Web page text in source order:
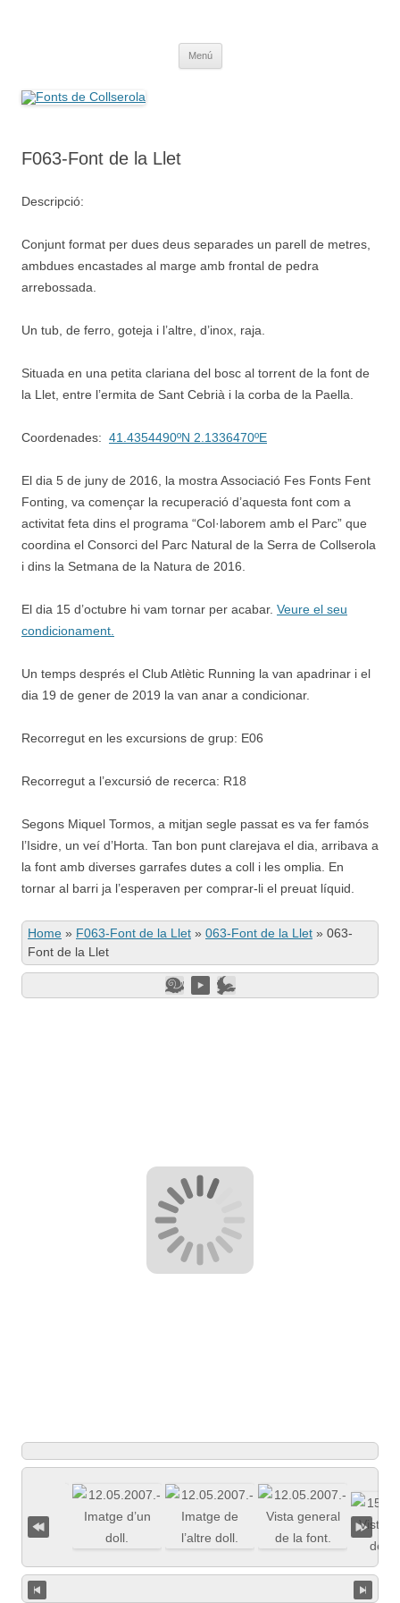
Menú
F063-Font de la Llet
Descripció:
Conjunt format per dues deus separades un parell de metres,
ambdues encastades al marge amb frontal de pedra
arrebossada.
Un tub, de ferro, goteja i l’altre, d’inox, raja.
Situada en una petita clariana del bosc al torrent de la font de
la Llet, entre l’ermita de Sant Cebrià i la corba de la Paella.
Coordenades: 41.4354490ºN 2.1336470ºE
El dia 5 de juny de 2016, la mostra Associació Fes Fonts Fent
Fonting, va començar la recuperació d’aquesta font com a
activitat feta dins el programa “Col·laborem amb el Parc” que
coordina el Consorci del Parc Natural de la Serra de Collserola
i dins la Setmana de la Natura de 2016.
El dia 15 d’octubre hi vam tornar per acabar. Veure el seu
condicionament.
Un temps després el Club Atlètic Running la van apadrinar i el
dia 19 de gener de 2019 la van anar a condicionar.
Recorregut en les excursions de grup: E06
Recorregut a l’excursió de recerca: R18
Segons Miquel Tormos, a mitjan segle passat es va fer famós
l’Isidre, un veí d’Horta. Tan bon punt clarejava el dia, arribava a
la font amb diverses garrafes dutes a coll i les omplia. En
tornar al barri ja l’esperaven per comprar-li el preuat líquid.
Home » F063-Font de la Llet » 063-Font de la Llet » 063-
Font de la Llet